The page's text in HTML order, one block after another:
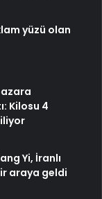
yüzü olan
Kilosu 4
Yi, İranlı
araya geldi